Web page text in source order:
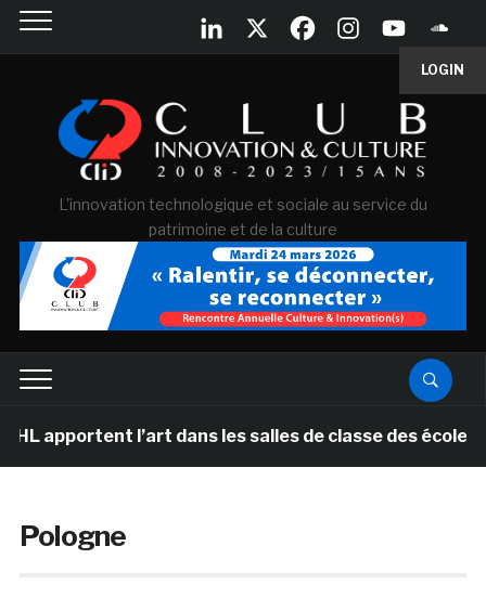
LOGIN
L'innovation technologique et sociale au service du
patrimoine et de la culture
l’art dans les salles de classe des écoles
Pologne